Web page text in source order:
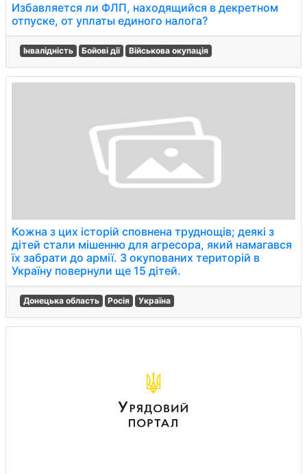
Избавляется ли ФЛП, находящийся в декретном
отпуске, от уплаты единого налога?
Інвалідність Бойові дії Військова окупація
Кожна з цих історій сповнена труднощів; деякі з
дітей стали мішенню для агресора, який намагався
їх забрати до армії. З окупованих територій в
Україну повернули ще 15 дітей.
Донецька область Росія Україна